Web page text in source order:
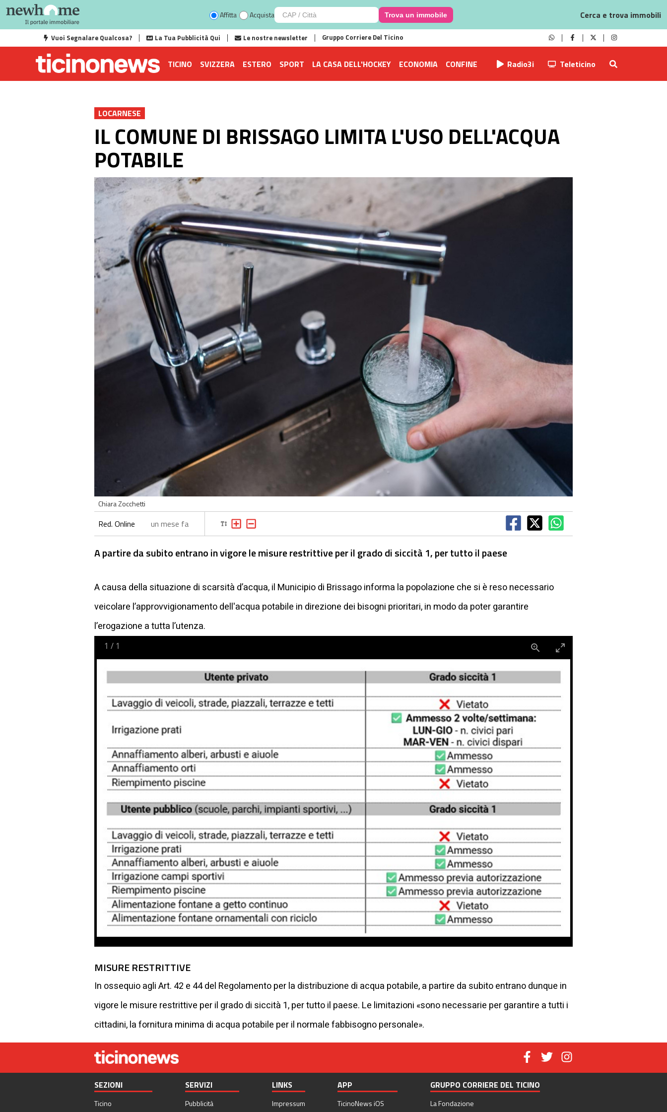
Affitta Acquista Trova un immobile Cerca e trova immobili
Vuoi Segnalare Qualcosa? La Tua Pubblicità Qui Le nostre newsletter Gruppo Corriere Del Ticino
TICINO SVIZZERA ESTERO SPORT LA CASA DELL'HOCKEY ECONOMIA CONFINE Radio3i Teleticino
LOCARNESE
IL COMUNE DI BRISSAGO LIMITA L'USO DELL'ACQUA
POTABILE
Chiara Zocchetti
Red. Online un mese fa
A partire da subito entrano in vigore le misure restrittive per il grado di siccità 1, per tutto il paese
A causa della situazione di scarsità d’acqua, il Municipio di Brissago informa la popolazione che si è reso necessario
veicolare l’approvvigionamento dell'acqua potabile in direzione dei bisogni prioritari, in modo da poter garantire
l’erogazione a tutta l’utenza.
1 / 1
MISURE RESTRITTIVE
In ossequio agli Art. 42 e 44 del Regolamento per la distribuzione di acqua potabile, a partire da subito entrano dunque in
vigore le misure restrittive per il grado di siccità 1, per tutto il paese. Le limitazioni «sono necessarie per garantire a tutti i
cittadini, la fornitura minima di acqua potabile per il normale fabbisogno personale».
SEZIONI
Ticino
SERVIZI
Pubblicità
LINKS
Impressum
APP
TicinoNews iOS
GRUPPO CORRIERE DEL TICINO
La Fondazione